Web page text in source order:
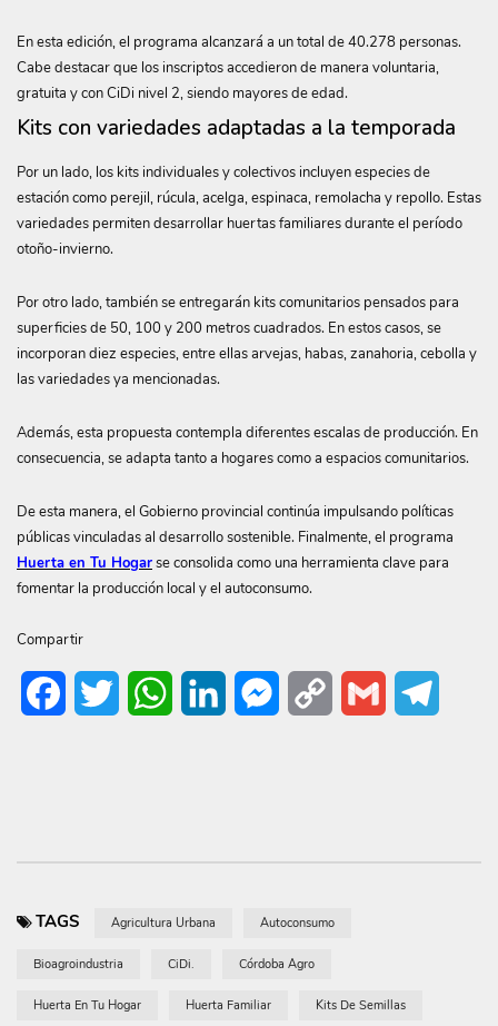
En esta edición, el programa alcanzará a un total de 40.278 personas.
Cabe destacar que los inscriptos accedieron de manera voluntaria,
gratuita y con CiDi nivel 2, siendo mayores de edad.
Kits con variedades adaptadas a la temporada
Por un lado, los kits individuales y colectivos incluyen especies de
estación como perejil, rúcula, acelga, espinaca, remolacha y repollo. Estas
variedades permiten desarrollar huertas familiares durante el período
otoño-invierno.
Por otro lado, también se entregarán kits comunitarios pensados para
superficies de 50, 100 y 200 metros cuadrados. En estos casos, se
incorporan diez especies, entre ellas arvejas, habas, zanahoria, cebolla y
las variedades ya mencionadas.
Además, esta propuesta contempla diferentes escalas de producción. En
consecuencia, se adapta tanto a hogares como a espacios comunitarios.
De esta manera, el Gobierno provincial continúa impulsando políticas
públicas vinculadas al desarrollo sostenible. Finalmente, el programa
Huerta en Tu Hogarse consolida como una herramienta clave para
fomentar la producción local y el autoconsumo.
Compartir
FacebookTwitter WhatsAppLinkedIn Messenger
Copy
Gmail
TAGS Agricultura Urbana Autoconsumo
Bioagroindustria CiDi. Córdoba Agro
Huerta En Tu Hogar Huerta Familiar Kits De Semillas